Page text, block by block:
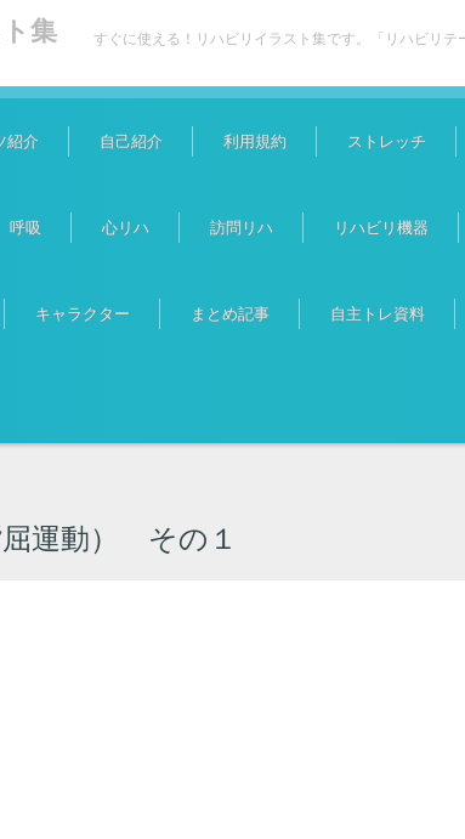
集
すぐに使える！リハビリイラスト集です。「リハビリ
紹介 自己紹介 利用規約 ストレッチ
呼吸 心リハ 訪問リハ リハビリ機器
キャラクター まとめ記事 自主トレ資料
屈運動） その１